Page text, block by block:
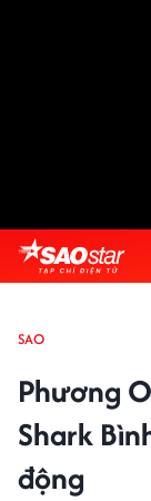
SAO
Phương
Shark
động